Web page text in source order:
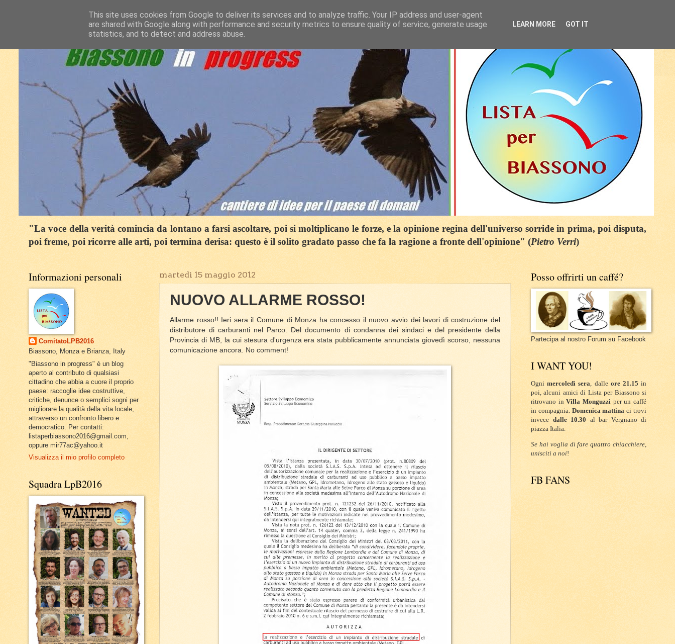
"La voce della verità comincia da lontano a farsi ascoltare, poi si moltiplicano le forze, e la opinione regina dell'universo sorride in prima, poi disputa,
poi freme, poi ricorre alle arti, poi termina derisa: questo è il solito gradato passo che fa la ragione a fronte dell'opinione" (Pietro Verri)
martedì 15 maggio 2012
NUOVO ALLARME ROSSO!
Allarme rosso!! Ieri sera il Comune di Monza ha concesso il nuovo avvio dei lavori di costruzione del
distributore di carburanti nel Parco. Del documento di condanna dei sindaci e del presidente della
Provincia di MB, la cui stesura d'urgenza era stata pubblicamente annunciata giovedì scorso, nessuna
comunicazione ancora. No comment!
Informazioni personali
ComitatoLPB2016
Biassono, Monza e Brianza, Italy
"Biassono in progress" è un blog
aperto al contributo di qualsiasi
cittadino che abbia a cuore il proprio
paese: raccoglie idee costruttive,
critiche, denunce o semplici sogni per
migliorare la qualità della vita locale,
attraverso un confronto libero e
democratico. Per contatti:
listaperbiassono2016@gmail.com,
oppure mir77ac@yahoo.it
Visualizza il mio profilo completo
Squadra LpB2016
Posso offrirti un caffé?
Partecipa al nostro Forum su Facebook
I WANT YOU!
Ognimercoledì sera , dalle ore 21.15 in
poi, alcuni amici di Lista per Biassono si
ritrovano inVilla Monguzzi per un caffé
in compagnia. Domenica mattina ci trovi
invece dalle 10.30 al bar Vergnano di
piazza Italia.
Se hai voglia di fare quattro chiacchiere,
unisciti a noi!
FB FANS
This site uses cookies from Google to deliver its services and to analyze traffic. Your IP address and user-agent
are shared with Google along with performance and security metrics to ensure quality of service, generate usage
statistics, and to detect and address abuse.
LEARN MORE GOT IT